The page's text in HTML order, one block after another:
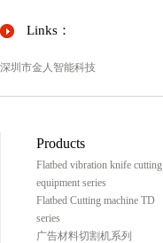
Links：
深圳市金人智能科技
Products
Flatbed vibration knife cutting
equipment series
Flatbed Cutting machine TD
series
广告材料切割机系列